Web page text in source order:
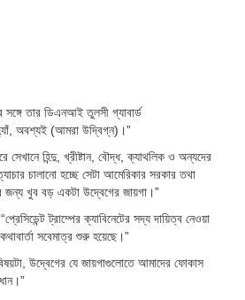
সঙ্গে তার ডিএনআই তুলসী গ্যাবার্ড
অবশ্যই (আমরা উদ্বিগ্ন)।”
সেখানে হিন্দু, খ্রীষ্টান, বৌদ্ধ, ক্যাথলিক ও অন্যদের
চালানো হচ্ছে সেটা আমেরিকার সরকার তথা
জন্য খুব বড় একটা উদ্বেগের জায়গা।”
ট্রাম্পের ক্যাবিনেটের সদ্য দায়িত্ব নেওয়া
সবেমাত্র শুরু হয়েছে।”
উদ্বেগের যে জায়গাগুলোতে আমাদের ফোকাস